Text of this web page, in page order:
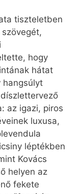
tiszteletben
hogy
hátat
hangsúlyt
az igazi, piros
luxusa,
léptékben
Kovács
helyen az
fekete